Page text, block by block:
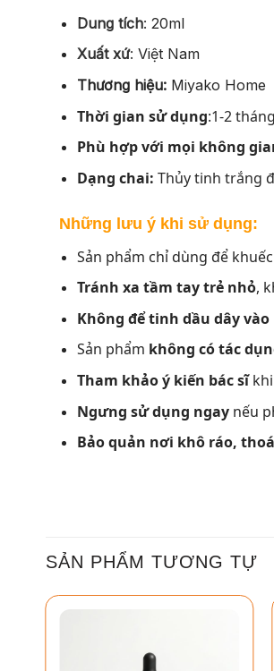
Dung tích: 20ml
Xuất xứ: Việt Nam
Thương hiệu: Miyako Home
Thời gian sử dụng:1-2
Phù hợp với mọi không
Dạng chai: Thủy tinh trắng
Những lưu ý khi sử dụng:
Sản phẩm chỉ dùng để
Tránh xa tầm tay trẻ nhỏ,
Không để tinh dầu dây
Sản phẩm không có tác
Tham khảo ý kiến bác sĩkhi
Ngưng sử dụng ngay nếu
Bảo quản nơi khô ráo,
SẢN PHẨM TƯƠNG TỰ